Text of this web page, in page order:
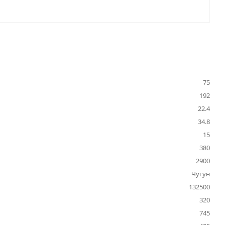
75
192
22.4
34.8
15
380
2900
Чугун
132500
320
745